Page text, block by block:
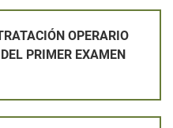
OPERARIO
DEL PRIMER EXAMEN